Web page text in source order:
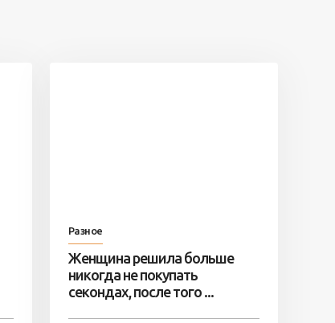
Разное
Женщина решила больше
никогда не покупать
секондах, после того ...